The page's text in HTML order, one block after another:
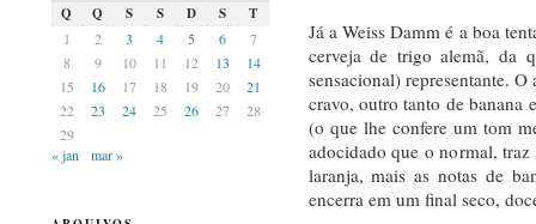
Já a Weiss Damm é a boa
cerveja de trigo alemã, da
sensacional) representante.
cravo, outro tanto de banana
(o que lhe confere um tom
adocidado que o normal,
laranja, mais as notas de
encerra em um final seco,
Q Q S S D S
T
1
2 3 4 5 6
7
8
9 10 11 12 13
14
15
16 17 18 19 20
21
22
23 24 25 26 27
28
29
« jan
mar »